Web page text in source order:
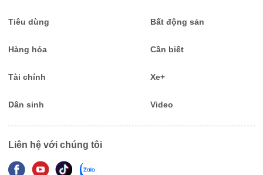
Tiêu dùng Bất động sản
Hàng hóa Cần biết
Tài chính Xe+
Dân sinh Video
Liên hệ với chúng tôi